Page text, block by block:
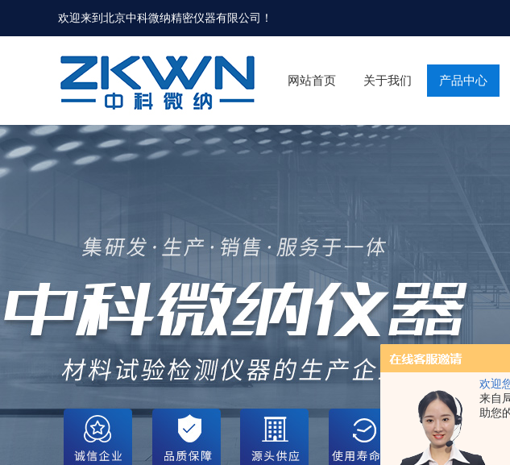
欢迎
来自
助您
欢迎来到北京中科微纳精密仪器有限公司！
网站首页 关于我们 产品中心